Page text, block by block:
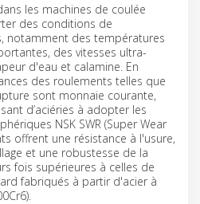
les machines de coulée
des conditions de
notamment des températures
des vitesses ultra-
d'eau et calamine. En
des roulements telles que
sont monnaie courante,
d’aciéries à adopter les
NSK SWR (Super Wear
offrent une résistance à l'usure,
et une robustesse de la
fois supérieures à celles de
fabriqués à partir d'acier à